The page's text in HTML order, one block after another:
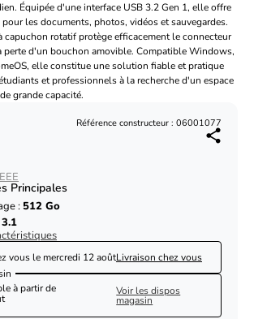
Équipée d'une interface USB 3.2 Gen 1, elle offre
les documents, photos, vidéos et sauvegardes.
capuchon rotatif protège efficacement le connecteur
perte d'un bouchon amovible. Compatible Windows,
elle constitue une solution fiable et pratique
et professionnels à la recherche d'un espace
grande capacité.
Référence constructeur : 06001077
Principales
:512 Go
vous le mercredi 12 aoûtLivraison chez vous
à partir de
Voir les dispos
magasin